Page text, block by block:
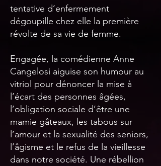
tentative d’enfermement
dégoupille chez elle la première
révolte de sa vie de femme.
Engagée, la comédienne Anne
Cangelosi aiguise son humour au
vitriol pour dénoncer la mise à
l’écart des personnes âgées,
l’obligation sociale d’être une
mamie gâteaux, les tabous sur
l’amour et la sexualité des seniors,
l’âgisme et le refus de la vieillesse
dans notre société. Une rébellion